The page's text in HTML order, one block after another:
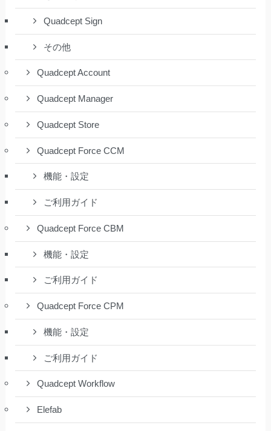
Quadcept Sign
その他
Quadcept Account
Quadcept Manager
Quadcept Store
Quadcept Force CCM
機能・設定
ご利用ガイド
Quadcept Force CBM
機能・設定
ご利用ガイド
Quadcept Force CPM
機能・設定
ご利用ガイド
Quadcept Workflow
Elefab